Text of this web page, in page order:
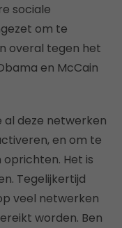
sociale
om te
overal tegen het
en McCain
al deze netwerken
en om te
Het is
Tegelijkertijd
veel netwerken
worden. Ben